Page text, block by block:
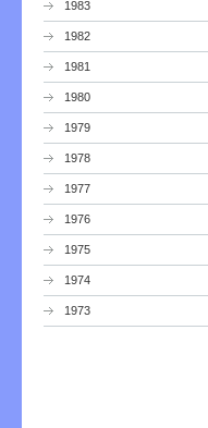
1983
1982
1981
1980
1979
1978
1977
1976
1975
1974
1973